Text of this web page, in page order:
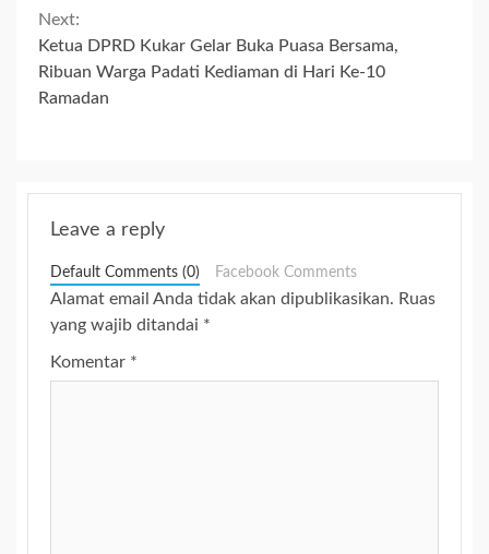
Next:
Ketua DPRD Kukar Gelar Buka Puasa Bersama,
Ribuan Warga Padati Kediaman di Hari Ke-10
Ramadan
Leave a reply
Default Comments (0) Facebook Comments
Alamat email Anda tidak akan dipublikasikan. Ruas
yang wajib ditandai *
Komentar *